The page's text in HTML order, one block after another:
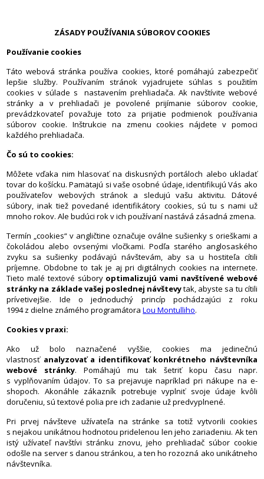
ZÁSADY POUŽÍVANIA SÚBOROV COOKIES
Používanie cookies
Táto webová stránka používa cookies, ktoré pomáhajú zabezpečiť
lepšie služby. Používaním stránok vyjadrujete súhlas s použitím
cookies v súlade s nastavením prehliadača. Ak navštívite webové
stránky a v prehliadači je povolené prijímanie súborov cookie,
prevádzkovateľ považuje toto za prijatie podmienok používania
súborov cookie. Inštrukcie na zmenu cookies nájdete v pomoci
každého prehliadača.
Čo sú to cookies:
Môžete vďaka nim hlasovať na diskusných portáloch alebo ukladať
tovar do košícku. Pamätajú si vaše osobné údaje, identifikujú Vás ako
používateľov webových stránok a sledujú vašu aktivitu. Dátové
súbory, inak tiež povedané identifikátory cookies, sú tu s nami už
mnoho rokov. Ale budúci rok v ich používaní nastává zásadná zmena.
Termín „cookies“ v angličtine označuje oválne sušienky s orieškami a
čokoládou alebo ovsenými vločkami. Podľa starého anglosaského
zvyku sa sušienky podávajú návštevám, aby sa u hostiteľa cítili
príjemne. Obdobne to tak je aj pri digitálnych cookies na internete.
Tieto malé textové súbory optimalizujú vami navštívené webové
stránky na základe vašej poslednej návštevytak, abyste sa tu cítili
prívetivejšie. Ide o jednoduchý princíp pochádzajúci z roku
1994 z dielne známého programátoraLou Montulliho.
Cookies v praxi:
Ako už bolo naznačené vyššie, cookies ma jedinečnú
vlastnosť analyzovať a identifikovať konkrétneho návštevníka
webové stránky. Pomáhajú mu tak šetriť kopu času napr.
s vyplňovaním údajov. To sa prejavuje napríklad pri nákupe na e-
shopoch. Akonáhle zákazník potrebuje vyplniť svoje údaje kvôli
doručeniu, sú textové polia pre ich zadanie už predvyplnené.
Pri prvej návšteve užívateľa na stránke sa totiž vytvorili cookies
s nejakou unikátnou hodnotou pridelenou len jeho zariadeniu. Ak ten
istý užívateľ navštívi stránku znovu, jeho prehliadač súbor cookie
odošle na server s danou stránkou, a ten ho rozozná ako unikátneho
návštevníka.